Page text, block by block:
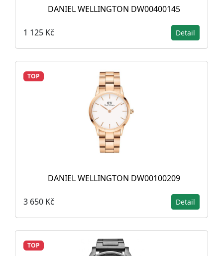
DANIEL WELLINGTON DW00400145
1 125 Kč Detail
TOP
DANIEL WELLINGTON DW00100209
3 650 Kč Detail
TOP